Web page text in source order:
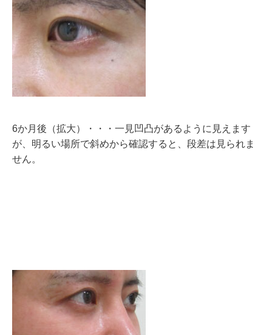
6か月後（拡大）・・・一見凹凸があるように見えます
が、明るい場所で斜めから確認すると、段差は見られま
せん。